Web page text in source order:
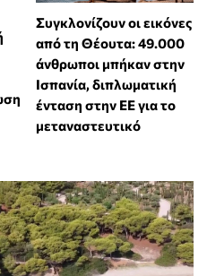
Συγκλονίζουν οι εικόνες
από τη Θέουτα: 49.000
άνθρωποι μπήκαν στην
Ισπανία, διπλωματική
ένταση στην ΕΕ για το
μεταναστευτικό